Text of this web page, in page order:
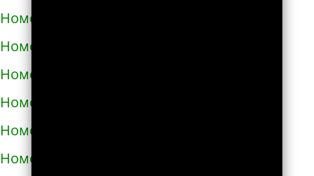
Номера телефонов такси в Луцке
Номера телефонов такси во Львове
Номера телефонов такси в Люботине
Номера телефонов такси в Малой Виске
Номера телефонов такси в Малине
Номера телефонов такси в Марганце